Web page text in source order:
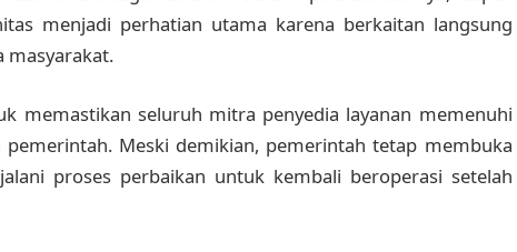
menjadi perhatian utama karena berkaitan langsung
masyarakat.
memastikan seluruh mitra penyedia layanan memenuhi
Meski demikian, pemerintah tetap membuka
proses perbaikan untuk kembali beroperasi setelah